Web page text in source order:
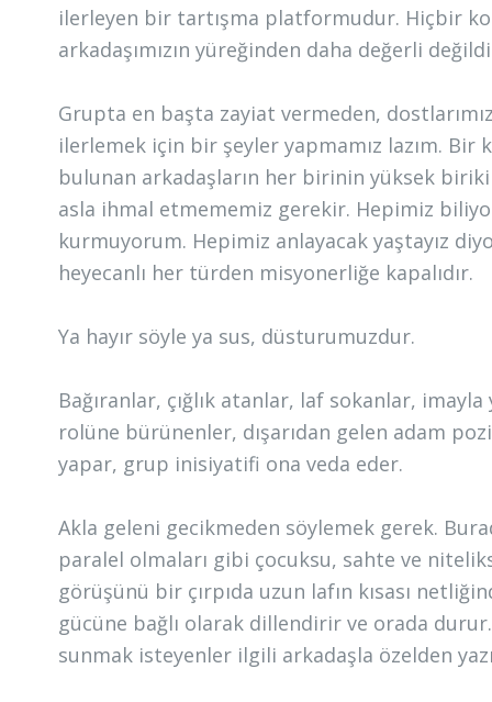
ilerleyen bir tartışma platformudur. Hiçbir
arkadaşımızın yüreğinden daha değerli
Grupta en başta zayiat vermeden,
ilerlemek için bir şeyler yapmamız lazım. Bir
bulunan arkadaşların her birinin yüksek
asla ihmal etmememiz gerekir. Hepimiz
kurmuyorum. Hepimiz anlayacak yaştayız
heyecanlı her türden misyonerliğe kapalıdır.
Ya hayır söyle ya sus, düsturumuzdur.
Bağıranlar, çığlık atanlar, laf sokanlar,
rolüne bürünenler, dışarıdan gelen adam
yapar, grup inisiyatifi ona veda eder.
Akla geleni gecikmeden söylemek gerek.
paralel olmaları gibi çocuksu, sahte ve
görüşünü bir çırpıda uzun lafın kısası
gücüne bağlı olarak dillendirir ve orada
sunmak isteyenler ilgili arkadaşla özelden